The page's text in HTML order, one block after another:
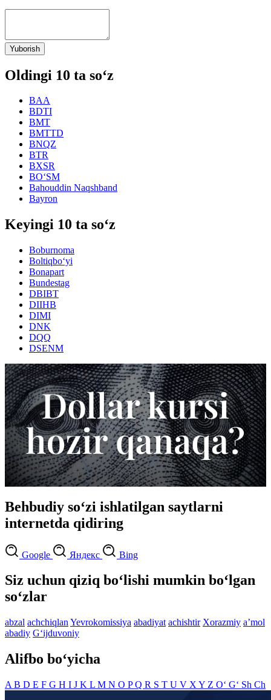
Yuborish
Oldingi 10 ta so‘z
BAA
BDTI
BMT
BMTTD
BNQZ
BTR
BXSR
BO‘SM
Bahouddin Naqshband
Bayron
Keyingi 10 ta so‘z
Boburnoma
Boltiqbo‘yi
Bonapart
Bundestag
DBIBT
DIIHB
DIMI
DNK
DQQ
DSENM
Behbudiy so‘zi ishlatilgan saytlarni
internetda qidiring
Google Яндекс Bing
Siz uchun qiziq bo‘lishi mumkin bo‘lgan
so‘zlar
abzal achchiqlan Yevrokomissiya abadiyat achishtir Xorazmiy aʼmol
abadiy G‘ijduvoniy
Alifbo bo‘yicha
A B D E F G H I J K L M N O PQ R S T U V X Y Z O‘ G‘ Sh Ch